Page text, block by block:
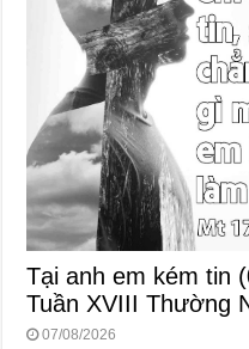
Tại anh em kém tin
Tuần XVIII Thường
07/08/2026